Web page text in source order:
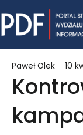
to
content
Paweł Olek 10